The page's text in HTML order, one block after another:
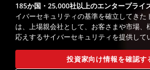
185か国・25,000社以上のエンタープライ
イバーセキュリティの基準を確立してきた
は、上場親会社として、お客さまや市場、
応えするサイバーセキュリティを提供して
投資家向け情報を確認す